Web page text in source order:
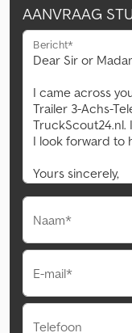
AANVRAAG
Bericht*
Naam*
E-mail*
Telefoon